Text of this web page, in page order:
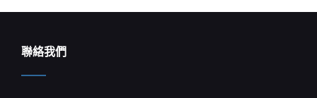
導
聯絡我們